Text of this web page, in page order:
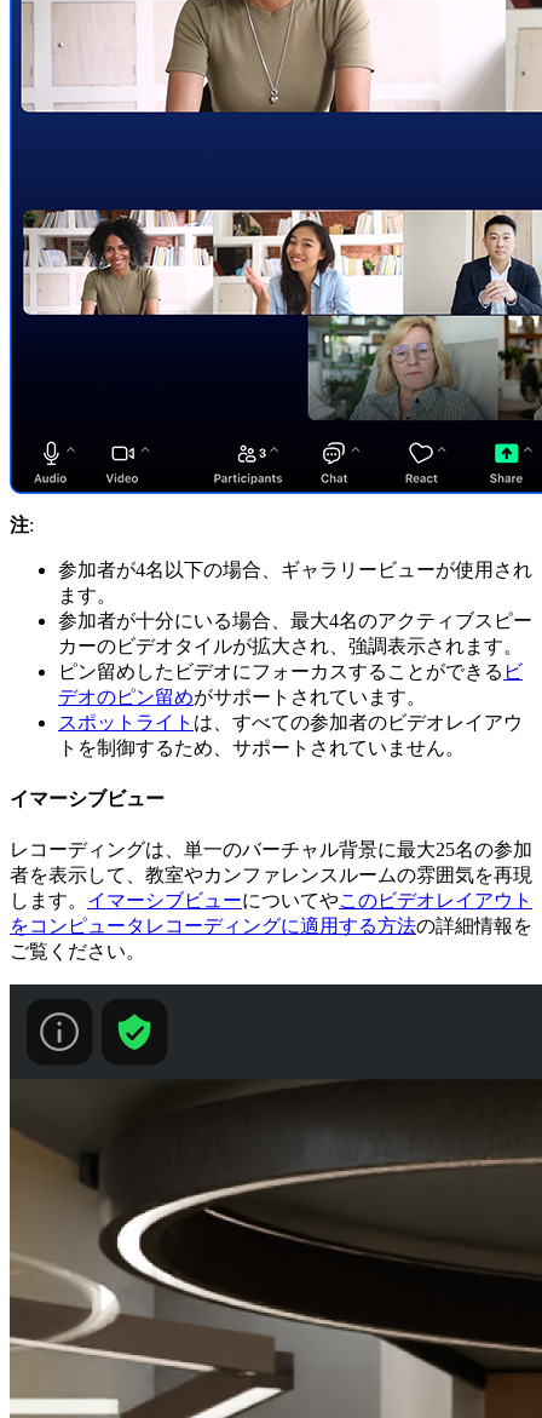
注:
参加者が4名以下の場合、ギャラリービューが使用され
ます。
参加者が十分にいる場合、最大4名のアクティブスピー
カーのビデオタイルが拡大され、強調表示されます。
ピン留めしたビデオにフォーカスすることができる ビ
デオのピン留めがサポートされています。
スポットライト は、すべての参加者のビデオレイアウ
トを制御するため、サポートされていません。
イマーシブビュー
レコーディングは、単一のバーチャル背景に最大25名の参加
者を表示して、教室やカンファレンスルームの雰囲気を再現
します。 イマーシブビューについてやこのビデオレイアウト
をコンピュータレコーディングに適用する方法の詳細情報を
ご覧ください。